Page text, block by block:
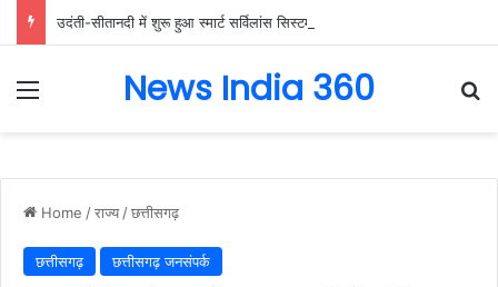
Menu News India 360
Home /राज्य /छत्तीसगढ़
छत्तीसगढ़ छत्तीसगढ़ जनसंपर्क